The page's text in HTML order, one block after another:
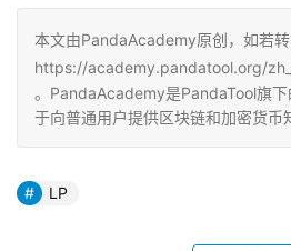
本文由PandaAcademy原创，如若转
https://academy.pandatool.org/
。PandaAcademy是PandaTool旗
于向普通用户提供区块链和加密货币
LP